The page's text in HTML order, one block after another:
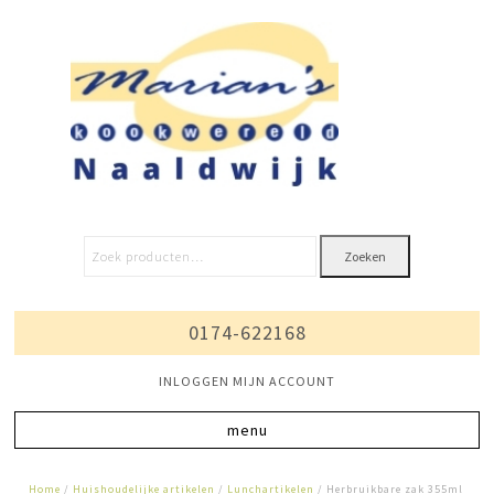
Zoeken
0174-622168
INLOGGEN MIJN ACCOUNT
Home / Huishoudelijke artikelen / Lunchartikelen / Herbruikbare zak 355ml